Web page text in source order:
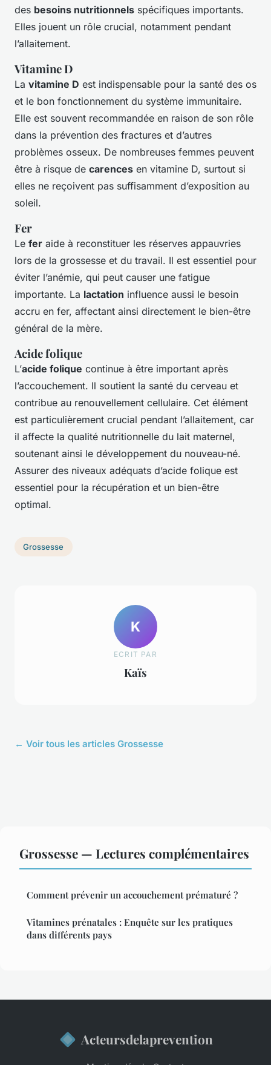
des besoins nutritionnels spécifiques importants.
Elles jouent un rôle crucial, notamment pendant
l’allaitement.
Vitamine D
La vitamine D est indispensable pour la santé des os
et le bon fonctionnement du système immunitaire.
Elle est souvent recommandée en raison de son rôle
dans la prévention des fractures et d’autres
problèmes osseux. De nombreuses femmes peuvent
être à risque de carences en vitamine D, surtout si
elles ne reçoivent pas suffisamment d’exposition au
soleil.
Fer
Le fer aide à reconstituer les réserves appauvries
lors de la grossesse et du travail. Il est essentiel pour
éviter l’anémie, qui peut causer une fatigue
importante. La lactation influence aussi le besoin
accru en fer, affectant ainsi directement le bien-être
général de la mère.
Acide folique
L’acide folique continue à être important après
l’accouchement. Il soutient la santé du cerveau et
contribue au renouvellement cellulaire. Cet élément
est particulièrement crucial pendant l’allaitement, car
il affecte la qualité nutritionnelle du lait maternel,
soutenant ainsi le développement du nouveau-né.
Assurer des niveaux adéquats d’acide folique est
essentiel pour la récupération et un bien-être
optimal.
Grossesse
K
ECRIT PAR
Kaïs
← Voir tous les articles Grossesse
Grossesse — Lectures complémentaires
Comment prévenir un accouchement prématuré ?
Vitamines prénatales : Enquête sur les pratiques
dans différents pays
Acteursdelaprevention